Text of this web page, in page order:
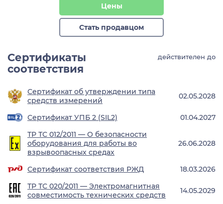
Цены
Стать продавцом
Сертификаты
соответствия
действителен до
Сертификат об утверждении типа
средств измерений
02.05.2028
Сертификат УПБ 2 (SIL2)
01.04.2027
ТР ТС 012/2011 — О безопасности
оборудования для работы во
взрывоопасных средах
26.06.2028
Сертификат соответствия РЖД
18.03.2026
ТР ТС 020/2011 — Электромагнитная
совместимость технических средств
14.05.2029